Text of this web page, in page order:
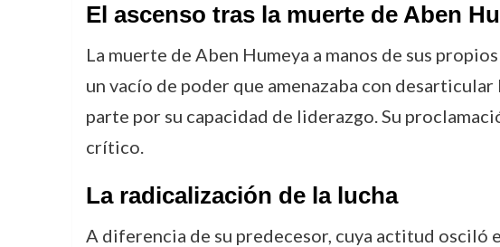
El ascenso tras la muerte de Aben
La muerte de Aben Humeya a manos de sus
un vacío de poder que amenazaba con
parte por su capacidad de liderazgo. Su
crítico.
La radicalización de la lucha
A diferencia de su predecesor, cuya actitud osciló